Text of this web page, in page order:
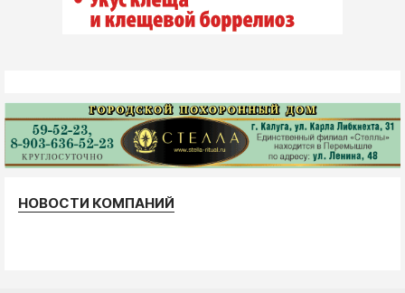
НОВОСТИ КОМПАНИЙ